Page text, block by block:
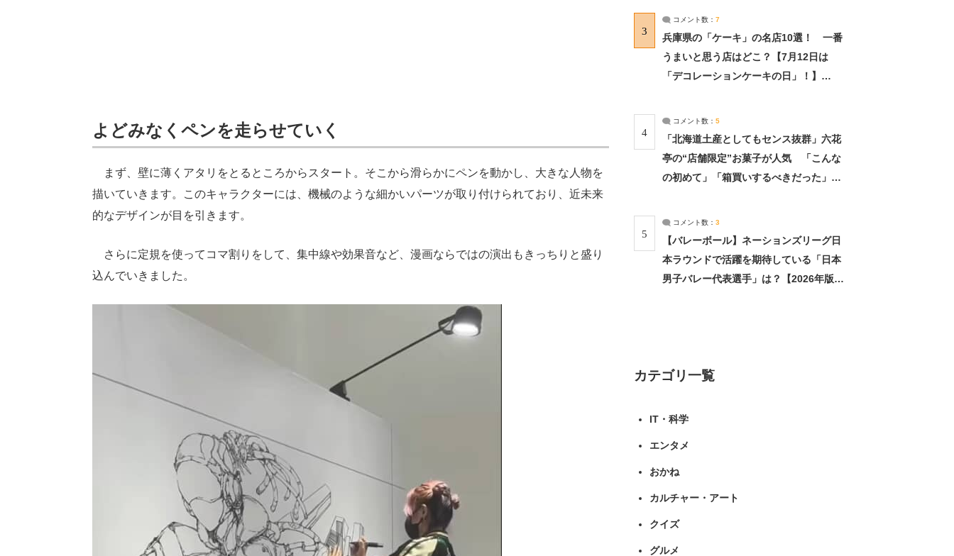
よどみなくペンを走らせていく
まず、壁に薄くアタリをとるところからスタート。そこから滑らかにペンを動かし、大きな人物を
描いていきます。このキャラクターには、機械のような細かいパーツが取り付けられており、近未来
的なデザインが目を引きます。
さらに定規を使ってコマ割りをして、集中線や効果音など、漫画ならではの演出もきっちりと盛り
込んでいきました。
3
コメント数： 7
兵庫県の「ケーキ」の名店10選！ 一番
うまいと思う店はどこ？【7月12日は
「デコレーションケーキの日」！】
4
コメント数： 5
「北海道土産としてもセンス抜群」六花
亭の“店舗限定”お菓子が人気 「こんな
の初めて」「箱買いするべきだった」
5
コメント数： 3
【バレーボール】ネーションズリーグ日
本ラウンドで活躍を期待している「日本
男子バレー代表選手」は？【2026年版・
カテゴリ一覧
IT・科学
エンタメ
おかね
カルチャー・アート
クイズ
グルメ